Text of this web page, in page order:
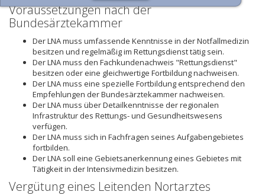
Voraussetzungen nach der
Bundesärztekammer
Der LNA muss umfassende Kenntnisse in der Notfallmedizin
besitzen und regelmäßig im Rettungsdienst tätig sein.
Der LNA muss den Fachkundenachweis "Rettungsdienst"
besitzen oder eine gleichwertige Fortbildung nachweisen.
Der LNA muss eine spezielle Fortbildung entsprechend den
Empfehlungen der Bundesärztekammer nachweisen.
Der LNA muss über Detailkenntnisse der regionalen
Infrastruktur des Rettungs- und Gesundheitswesens
verfügen.
Der LNA muss sich in Fachfragen seines Aufgabengebietes
fortbilden.
Der LNA soll eine Gebietsanerkennung eines Gebietes mit
Tätigkeit in der Intensivmedizin besitzen.
Vergütung eines Leitenden Nortarztes